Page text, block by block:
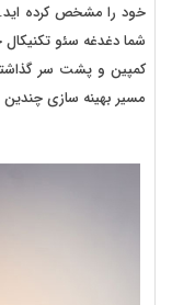
خود را مشخص کرده
شما دغدغه سئو تکنیکال
کمپین و پشت سر گذاشتن
مسیر بهینه سازی چندین